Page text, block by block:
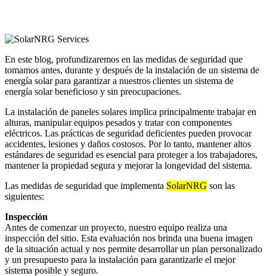
En este blog, profundizaremos en las medidas de seguridad que
tomamos antes, durante y después de la instalación de un sistema de
energía solar para garantizar a nuestros clientes un sistema de
energía solar beneficioso y sin preocupaciones.
La instalación de paneles solares implica principalmente trabajar en
alturas, manipular equipos pesados ​​y tratar con componentes
eléctricos. Las prácticas de seguridad deficientes pueden provocar
accidentes, lesiones y daños costosos. Por lo tanto, mantener altos
estándares de seguridad es esencial para proteger a los trabajadores,
mantener la propiedad segura y mejorar la longevidad del sistema.
Las medidas de seguridad que implementa SolarNRG son las
siguientes:
Inspección
Antes de comenzar un proyecto, nuestro equipo realiza una
inspección del sitio. Esta evaluación nos brinda una buena imagen
de la situación actual y nos permite desarrollar un plan personalizado
y un presupuesto para la instalación para garantizarle el mejor
sistema posible y seguro.